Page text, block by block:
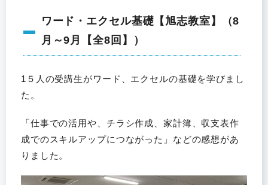
ワード・エクセル基礎【旭志教室】（8
月～9月【全8回】）
1５人の受講生がワード、エクセルの基礎を学びまし
た。
「仕事での活用や、チラシ作成、家計簿、収支表作
成でのスキルアップにつながった」などの感想があ
りました。